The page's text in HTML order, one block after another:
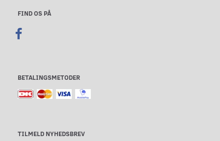
FIND OS PÅ
BETALINGSMETODER
TILMELD NYHEDSBREV